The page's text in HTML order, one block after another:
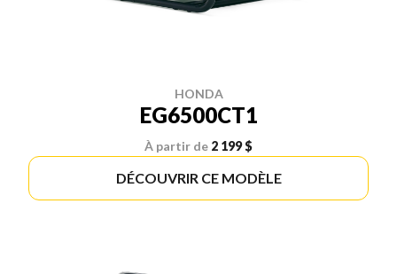
HONDA
EG6500CT1
À partir de 2 199 $
DÉCOUVRIR CE MODÈLE